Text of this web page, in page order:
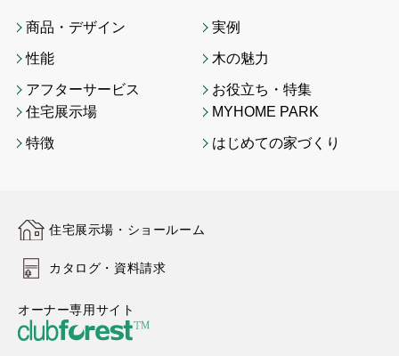
商品・デザイン
性能
アフターサービス
実例
木の魅力
お役立ち・特集
住宅展示場
特徴
MYHOME PARK
はじめての家づくり
住宅展示場・ショールーム
カタログ・資料請求
オーナー専用サイト